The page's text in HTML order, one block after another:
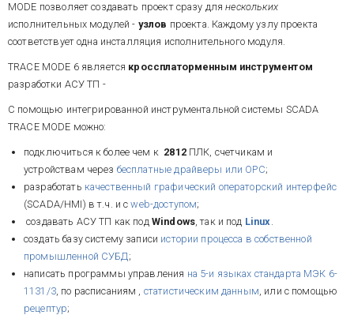
MODE позволяет создавать проект сразу длянескольких
исполнительных модулей - узлов проекта. Каждому узлу проекта
соответствует одна инсталляция исполнительного модуля.
TRACE MODE 6 является кроссплаторменным инструментом
разработки АСУ ТП -
С помощью интегрированной инструментальной системы SCADA
TRACE MODE можно:
подключиться к более чем к 2812 ПЛК, счетчикам и
устройствам через бесплатные драйверы или OPC;
разработать качественный графический операторский интерфейс
(SCADA/HMI) в т.ч. и сweb-доступом;
создавать АСУ ТП как под Windows, так и под Linux.
создать базу систему записи истории процесса в собственной
промышленной СУБД;
написать программы управления на 5-и языках стандарта МЭК 6-
1131/3, по расписаниям , статистическим данным, или с помощью
рецептур;